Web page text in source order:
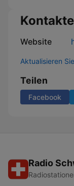
Kontakte
Website
Aktualisieren
Teilen
Facebook
Radio